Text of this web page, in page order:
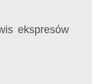
ekspresów